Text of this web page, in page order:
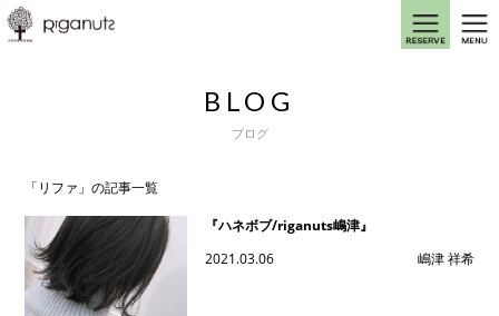
BLOG
ブログ
「リファ」の記事一覧
『ハネボブ/riganuts嶋津』
2021.03.06
嶋津 祥希